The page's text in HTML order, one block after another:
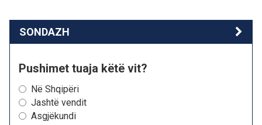
SONDAZH
Pushimet tuaja këtë vit?
Në Shqipëri
Jashtë vendit
Asgjëkundi